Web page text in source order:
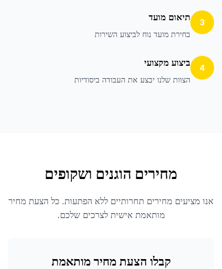
3 תיאום מועד
בחירת מועד נוח לביצוע השירות
4 ביצוע מקצועי
הצוות שלנו יבצע את העבודה ביסודיות
מחירים הוגנים ושקופים
אנו מציעים מחירים תחרותיים ללא הפתעות. כל הצעת מחיר
מותאמת אישית לצרכים שלכם.
קבלו הצעת מחיר מותאמת